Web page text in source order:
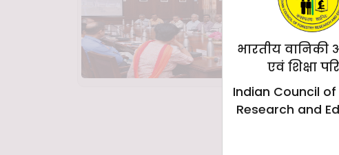
भारतीय
एवं शिक्षा
Indian Council
Research and